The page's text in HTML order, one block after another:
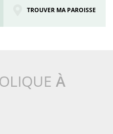
TROUVER MA PAROISSE
À